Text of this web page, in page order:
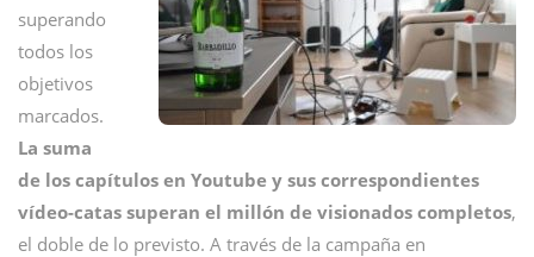
superando
todos los
objetivos
marcados.
La suma
de los capítulos en Youtube y sus correspondientes
vídeo-catas superan el millón de visionados completos,
el doble de lo previsto. A través de la campaña en